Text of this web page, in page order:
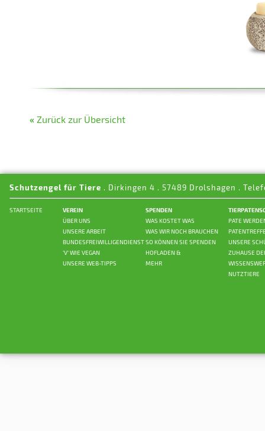
« Zurück zur Übersicht
Schutzengel für Tiere . Dirkingen 4 . 57489 Drolshagen .
STARTSEITE
VEREIN
ÜBER UNS
UNSERE ARBEIT
BUNDESFREIWILLIGENDIENST
'V' WIE VEGAN
UNSERE WEB-TIPPS
SPENDEN
WAS KOSTET WAS
WAS WIR NOCH BRAUCHEN
SO KÖNNEN SIE SPENDEN
HOFLADEN &
MEHR
PATE
UNSERE
ZUHAUSE
NUTZTIERE